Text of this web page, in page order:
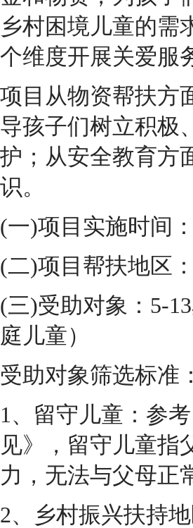
乡村困境儿童的需
个维度开展关爱服
项目从物资帮扶方
导孩子们树立积极
护；从安全教育方
识。
(一)项目实施时间
(二)项目帮扶地区
(三)受助对象：5-
庭儿童）
受助对象筛选标准：
1、留守儿童：参
见》，留守儿童指
力，无法与父母正
2、乡村振兴扶持